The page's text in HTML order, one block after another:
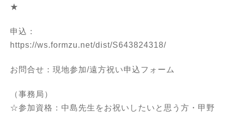
★
申込：
https://ws.formzu.net/dist/S643824318/
お問合せ： 現地参加/遠方祝い申込フォーム
（事務局）
☆参加資格：中島先生をお祝いしたいと思う方・甲野